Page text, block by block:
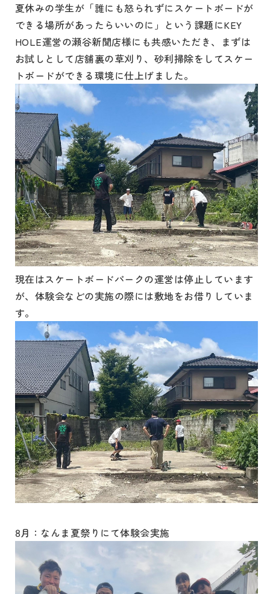
夏休みの学生が「誰にも怒られずにスケートボードが
できる場所があったらいいのに」という課題にKEY
HOLE運営の瀬谷新聞店様にも共感いただき、まずは
お試しとして店舗裏の草刈り、砂利掃除をしてスケー
トボードができる環境に仕上げました。
現在はスケートボードパークの運営は停止しています
が、体験会などの実施の際には敷地をお借りしていま
す。
8月：なんま夏祭りにて体験会実施